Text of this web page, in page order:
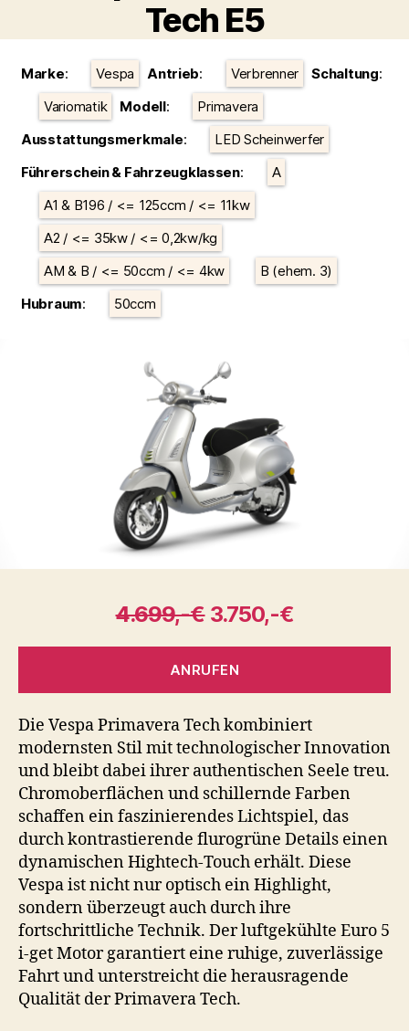
Tech E5
Kategorien
Marke: Vespa Antrieb: Verbrenner Schaltung:
Variomatik
Modell:
Primavera
Ausstattungsmerkmale:
LED Scheinwerfer
Führerschein & Fahrzeugklassen:
A
A1 & B196 / <= 125ccm / <= 11kw
A2 / <= 35kw / <= 0,2kw/kg
AM & B / <= 50ccm / <= 4kw
B (ehem. 3)
Hubraum: 50ccm
4.699,-€3.750,-€
ANRUFEN
Die Vespa Primavera Tech kombiniert
modernsten Stil mit technologischer Innovation
und bleibt dabei ihrer authentischen Seele treu.
Chromoberflächen und schillernde Farben
schaffen ein faszinierendes Lichtspiel, das
durch kontrastierende flurogrüne Details einen
dynamischen Hightech-Touch erhält. Diese
Vespa ist nicht nur optisch ein Highlight,
sondern überzeugt auch durch ihre
fortschrittliche Technik. Der luftgekühlte Euro 5
i-get Motor garantiert eine ruhige, zuverlässige
Fahrt und unterstreicht die herausragende
Qualität der Primavera Tech.